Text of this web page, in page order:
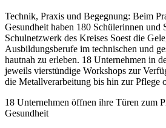
Technik, Praxis und Begegnung: Beim
Gesundheit haben 180 Schülerinnen und
Schulnetzwerk des Kreises Soest die
Ausbildungsberufe im technischen und
hautnah zu erleben. 18 Unternehmen in
jeweils vierstündige Workshops zur
die Metallverarbeitung bis hin zur Pflege
18 Unternehmen öffnen ihre Türen zum
Gesundheit